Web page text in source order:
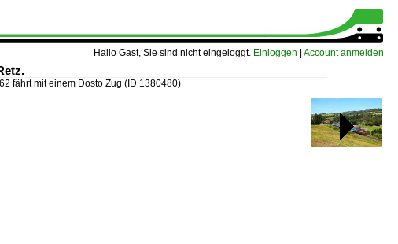
Hallo Gast, Sie sind nicht eingeloggt. Einloggen Account anmelden
fährt mit einem Dosto Zug (ID 1380480)